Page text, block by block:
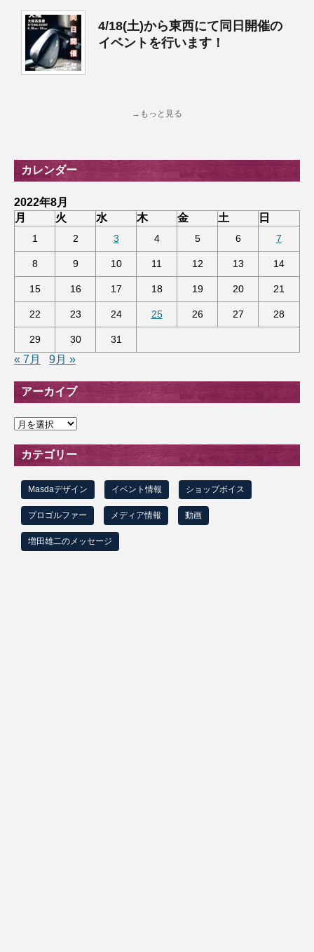
4/18(土)から東西にて同日開催の
イベントを行います！
→もっと見る
カレンダー
2022年8月
月
火 水 木 金 土 日
1 2 3 4 5 6 7
8 9 10 11 12 13 14
15 16 17 18 19 20 21
22 23 24 25 26 27 28
29 30 31
« 7月 9月 »
アーカイブ
ア
カ
イ
ブ
カテゴリー
Masdaデザイン イベント情報 ショップボイス
プロゴルファー メディア情報 動画
増田雄二のメッセージ